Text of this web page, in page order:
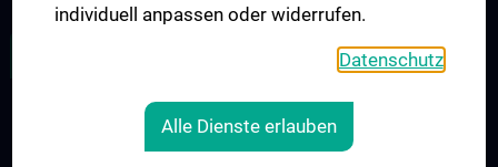
individuell anpassen oder widerrufen.
Datenschutz
Alle Dienste erlauben